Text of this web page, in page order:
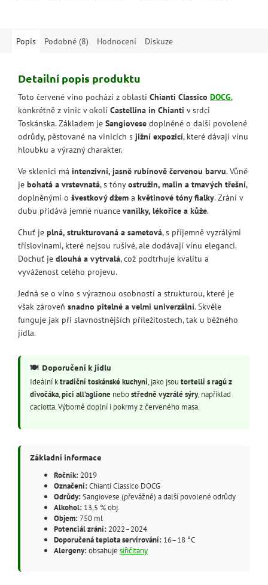
Popis
Podobné (8) Hodnocení Diskuze
Detailní popis produktu
Toto červené víno pochází z oblasti Chianti Classico DOCG,
konkrétně z vinic v okolí Castellina in Chianti v srdci
Toskánska. Základem je Sangiovese doplněné o další povolené
odrůdy, pěstované na vinicích s jižní expozicí, které dávají vínu
hloubku a výrazný charakter.
Ve sklenici má intenzivní, jasně rubínově červenou barvu. Vůně
je bohatá a vrstevnatá, s tónyostružin, malin a tmavých třešní,
doplněnými o švestkový džem a květinové tóny fialky. Zrání v
dubu přidává jemné nuance vanilky, lékořice a kůže.
Chuť je plná, strukturovaná a sametová, s příjemně vyzrálými
tříslovinami, které nejsou rušivé, ale dodávají vínu eleganci.
Dochuť je dlouhá a vytrvalá, což podtrhuje kvalitu a
vyváženost celého projevu.
Jedná se o víno s výraznou osobností a strukturou, které je
však zároveň snadno pitelné a velmi univerzální. Skvěle
funguje jak při slavnostnějších příležitostech, tak u běžného
jídla.
🍽️ Doporučení k jídlu
Ideální ktradiční toskánské kuchyni, jako jsou tortelli s ragú z
divočáka,pici all’aglionenebostředně vyzrálé sýry, například
caciotta. Výborně doplní i pokrmy z červeného masa.
Základní informace
Ročník:2019
Označení:Chianti Classico DOCG
Odrůdy:Sangiovese (převážně) a další povolené odrůdy
Alkohol:13,5 % obj.
Objem:750 ml
Potenciál zrání:2022–2024
Doporučená teplota servírování:16–18 °C
Alergeny:obsahuje siřičitany